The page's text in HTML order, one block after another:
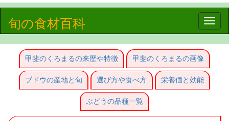
Toggle
旬の食材百科
甲斐のくろまるの来歴や特徴 甲斐のくろまるの画像
ブドウの産地と旬 選び方や食べ方 栄養価と効能
ぶどうの品種一覧